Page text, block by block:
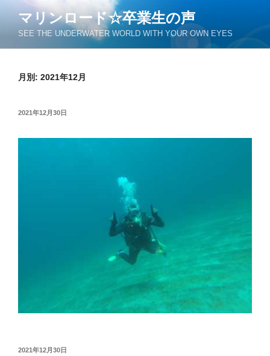
ン
マリンロード☆卒業生の声
SEE THE UNDERWATER WORLD WITH YOUR OWN EYES
月別: 2021年12月
投
2021年12月30日
投
2021年12月30日